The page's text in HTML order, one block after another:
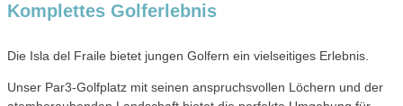
Komplettes Golferlebnis
Die Isla del Fraile bietet jungen Golfern ein vielseitiges Erlebnis.
Unser Par3-Golfplatz mit seinen anspruchsvollen Löchern und der